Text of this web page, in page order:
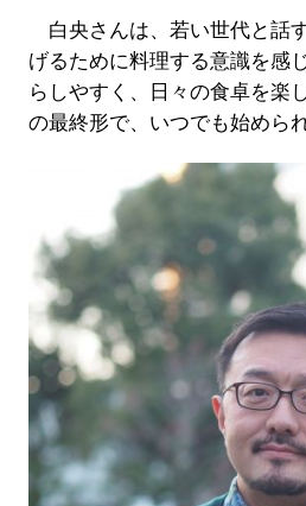
白央さんは、若い世代と話
げるために料理する意識を感
らしやすく、日々の食卓を楽
の最終形で、いつでも始めら